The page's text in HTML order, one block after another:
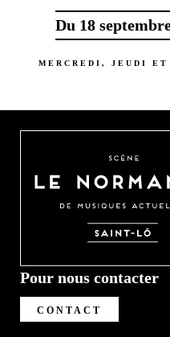
Du 18
MERCREDI, JEUDI
Pour nous contacter
CONTACT